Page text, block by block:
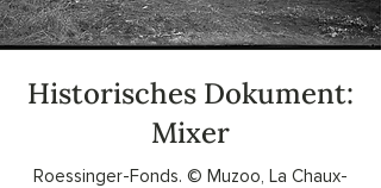
Historisches Dokument:
Mixer
Roessinger-Fonds. © Muzoo, La Chaux-